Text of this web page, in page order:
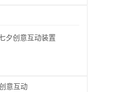
夕创意互动装置
意互动